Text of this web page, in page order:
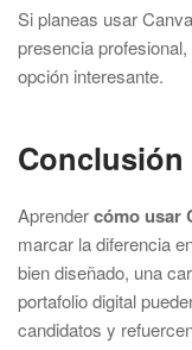
Si planeas usar
presencia
opción interesante.
Conclusión
Aprendercómo usar
marcar la diferencia
bien diseñado, una
portafolio digital
candidatos y